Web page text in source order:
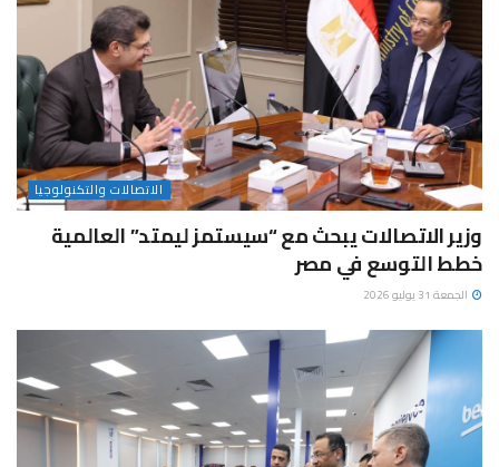
الاتصالات والتكنولوجيا
وزير الاتصالات يبحث مع “سيستمز ليمتد” العالمية
خطط التوسع في مصر
الجمعة 31 يوليو 2026